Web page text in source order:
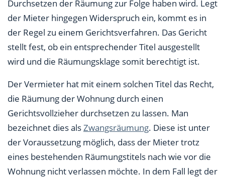
Durchsetzen der Räumung zur Folge haben wird. Legt
der Mieter hingegen Widerspruch ein, kommt es in
der Regel zu einem Gerichtsverfahren. Das Gericht
stellt fest, ob ein entsprechender Titel ausgestellt
wird und die Räumungsklage somit berechtigt ist.
Der Vermieter hat mit einem solchen Titel das Recht,
die Räumung der Wohnung durch einen
Gerichtsvollzieher durchsetzen zu lassen. Man
bezeichnet dies alsZwangsräumung. Diese ist unter
der Voraussetzung möglich, dass der Mieter trotz
eines bestehenden Räumungstitels nach wie vor die
Wohnung nicht verlassen möchte. In dem Fall legt der